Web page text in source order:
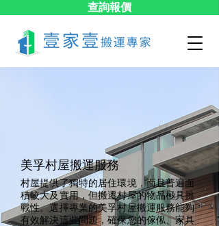
查詢報價
美孚村屋搬運服務
村屋提供了獨特的居住環境，而且普遍面
積較大及實用，但搬遷村屋的物品極具挑
戰性。選擇專業的美孚村屋搬運服務能夠
有效解決這些問題，確保您的傢俬、家具